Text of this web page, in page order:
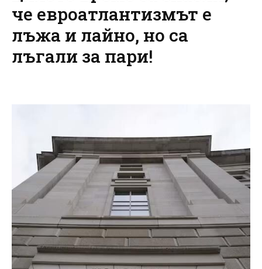
че евроатлантизмът е
лъжа и лайно, но са
лъгали за пари!